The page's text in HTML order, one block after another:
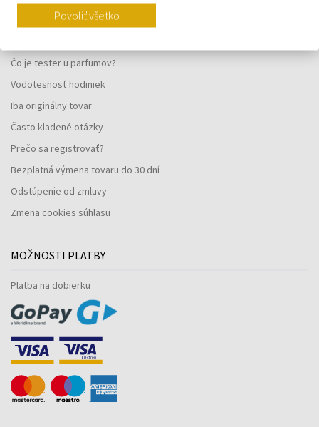
Kedy obdržím objednaný tovar?
Čo je tester u parfumov?
Vodotesnosť hodiniek
Iba originálny tovar
Často kladené otázky
Prečo sa registrovať?
Bezplatná výmena tovaru do 30 dní
Odstúpenie od zmluvy
Zmena cookies súhlasu
MOŽNOSTI PLATBY
Platba na dobierku
Povoliť všetko